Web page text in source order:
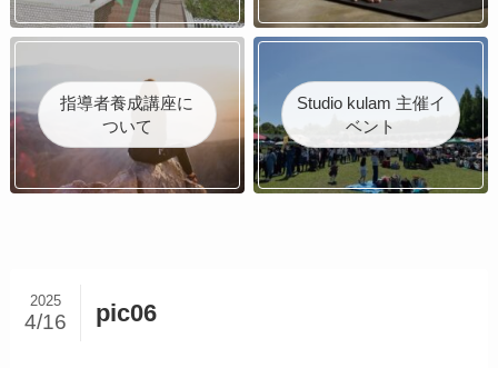
指導者養成講座に
ついて
Studio kulam 主催イ
ベント
pic06
2025
4/16